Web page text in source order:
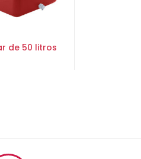
de 50 litros